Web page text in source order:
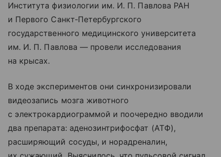
Института физиологии им. И. П. Павлова РАН
и Первого Санкт‑Петербургского
государственного медицинского университета
им. И. П. Павлова — провели исследования
на крысах.
В ходе экспериментов они синхронизировали
видеозапись мозга животного
с электрокардиограммой и поочередно вводили
два препарата: аденозинтрифосфат (АТФ),
расширяющий сосуды, и норадреналин,